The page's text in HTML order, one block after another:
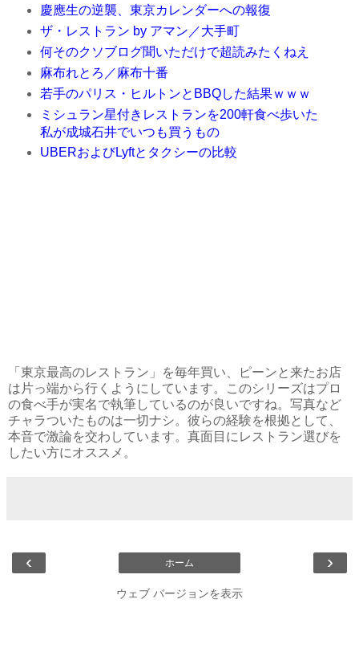
慶應生の逆襲、東京カレンダーへの報復
ザ・レストラン by アマン／大手町
何そのクソブログ聞いただけで超読みたくねえ
麻布れとろ／麻布十番
若手のパリス・ヒルトンとBBQした結果ｗｗｗ
ミシュラン星付きレストランを200軒食べ歩いた
私が成城石井でいつも買うもの
UBERおよびLyftとタクシーの比較
「東京最高のレストラン」を毎年買い、ピーンと来たお店
は片っ端から行くようにしています。このシリーズはプロ
の食べ手が実名で執筆しているのが良いですね。写真など
チャラついたものは一切ナシ。彼らの経験を根拠として、
本音で激論を交わしています。真面目にレストラン選びを
したい方にオススメ。
‹ ›
ホーム
ウェブ バージョンを表示